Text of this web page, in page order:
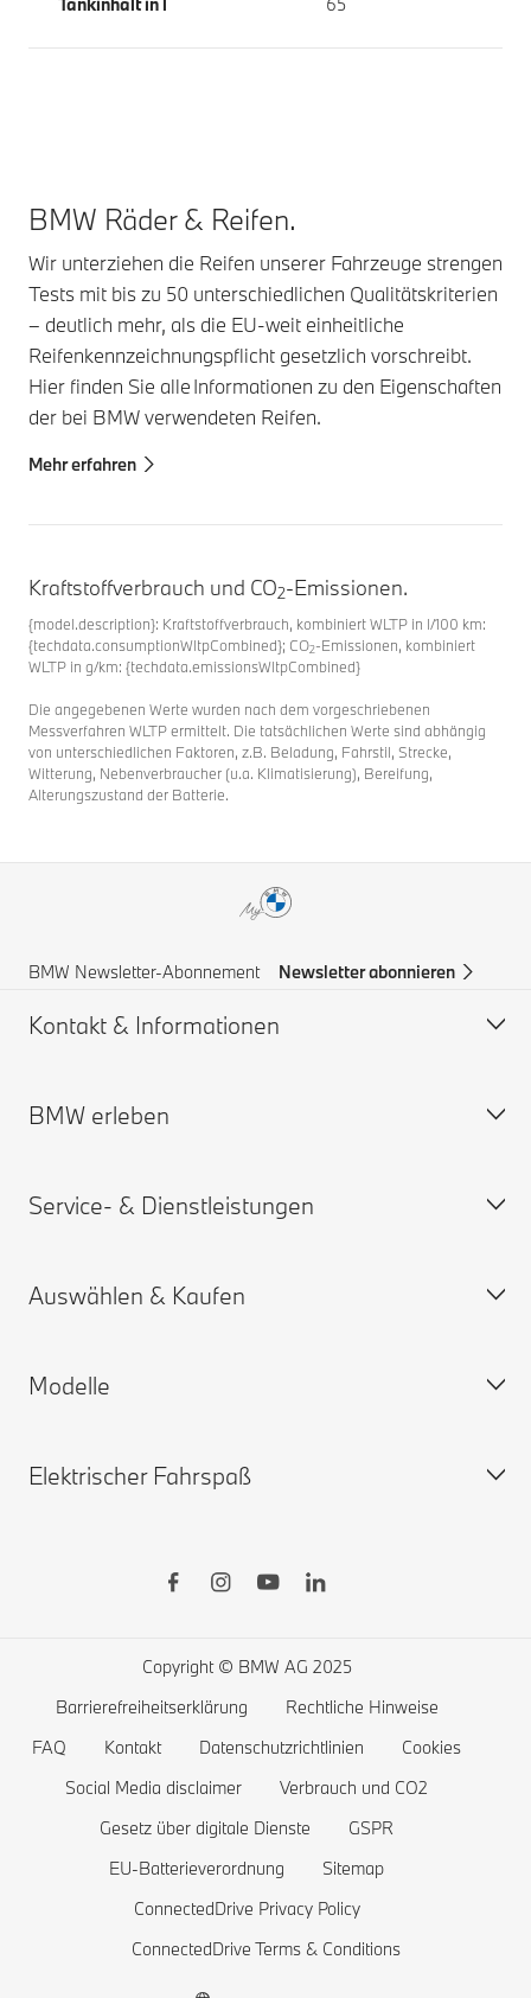
BMW Räder & Reifen.
Wir unterziehen die Reifen unserer Fahrzeuge strengen
Tests mit bis zu 50 unterschiedlichen Qualitätskriterien
– deutlich mehr, als die EU-weit einheitliche
Reifenkennzeichnungspflicht gesetzlich vorschreibt.
Hier finden Sie alle Informationen zu den Eigenschaften
der bei BMW verwendeten Reifen.
Mehr erfahren
Kraftstoffverbrauch und CO2-Emissionen.
{model.description}: Kraftstoffverbrauch, kombiniert WLTP in l/100 km:
{techdata.consumptionWltpCombined}; CO2-Emissionen, kombiniert
WLTP in g/km: {techdata.emissionsWltpCombined}
Die angegebenen Werte wurden nach dem vorgeschriebenen
Messverfahren WLTP ermittelt. Die tatsächlichen Werte sind abhängig
von unterschiedlichen Faktoren, z.B. Beladung, Fahrstil, Strecke,
Witterung, Nebenverbraucher (u.a. Klimatisierung), Bereifung,
Alterungszustand der Batterie.
BMW Newsletter-Abonnement Newsletter abonnieren
Kontakt & Informationen
Hilfe & Kontakt
Pannenhilfe
BMW erleben
BMW Karriere
Service- & Dienstleistungen
Online Service-termin
Gewährleistung
Auswählen & Kaufen
Personalisieren Sie Ihr Auto
Gebrauchtwagen
Modelle
BMW X
BMW 3er
BMW 2er
BMW 1er
Die BMW X1 familie
BMW Elektrofahrzeuge
Elektrischer Fahrspaß
Kosten von Elektrofahrzeugen
Batterie und Antriebstechnologie
Copyright © BMW AG 2025
Barrierefreiheitserklärung
Rechtliche Hinweise
FAQ
Kontakt Datenschutzrichtlinien
Cookies
Social Media disclaimer
Verbrauch und CO2
Gesetz über digitale Dienste
GSPR
EU-Batterieverordnung
Sitemap
ConnectedDrive Privacy Policy
ConnectedDrive Terms & Conditions